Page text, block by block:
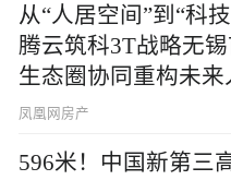
从“人居空间”到“科技
腾云筑科3T战略无锡
生态圈协同重构未来
凤凰网房产
596米！中国新第三